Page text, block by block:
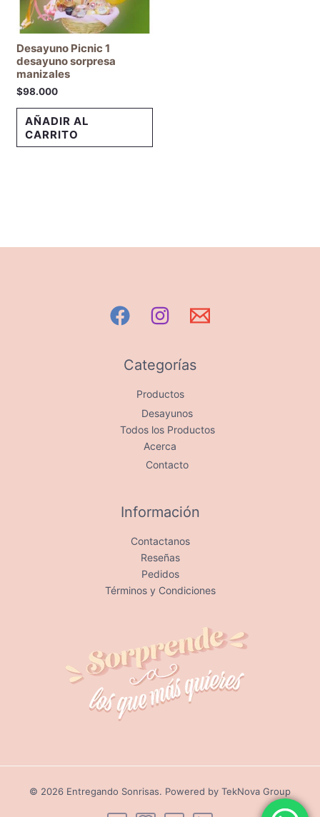
Desayuno Picnic 1
desayuno sorpresa
manizales
$98.000
AÑADIR AL
CARRITO
Categorías
Productos
Desayunos
Todos los Productos
Acerca
Contacto
Información
Contactanos
Reseñas
Pedidos
Términos y Condiciones
© 2026 Entregando Sonrisas. Powered by TekNova Group